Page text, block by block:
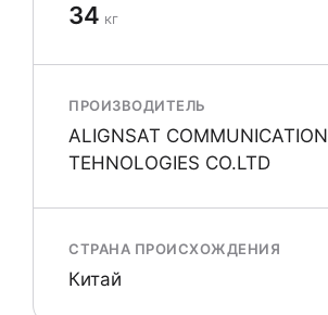
34 кг
ПРОИЗВОДИТЕЛЬ
ALIGNSAT COMMUNICATION
TEHNOLOGIES CO.LTD
СТРАНА ПРОИСХОЖДЕНИЯ
Китай